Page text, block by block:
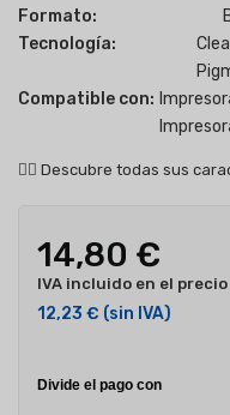
Formato:
Tecnología:
Compatible con:
👇🏻 Descubre todas sus
14,80 €
IVA incluido en el precio
12,23 € (sin IVA)